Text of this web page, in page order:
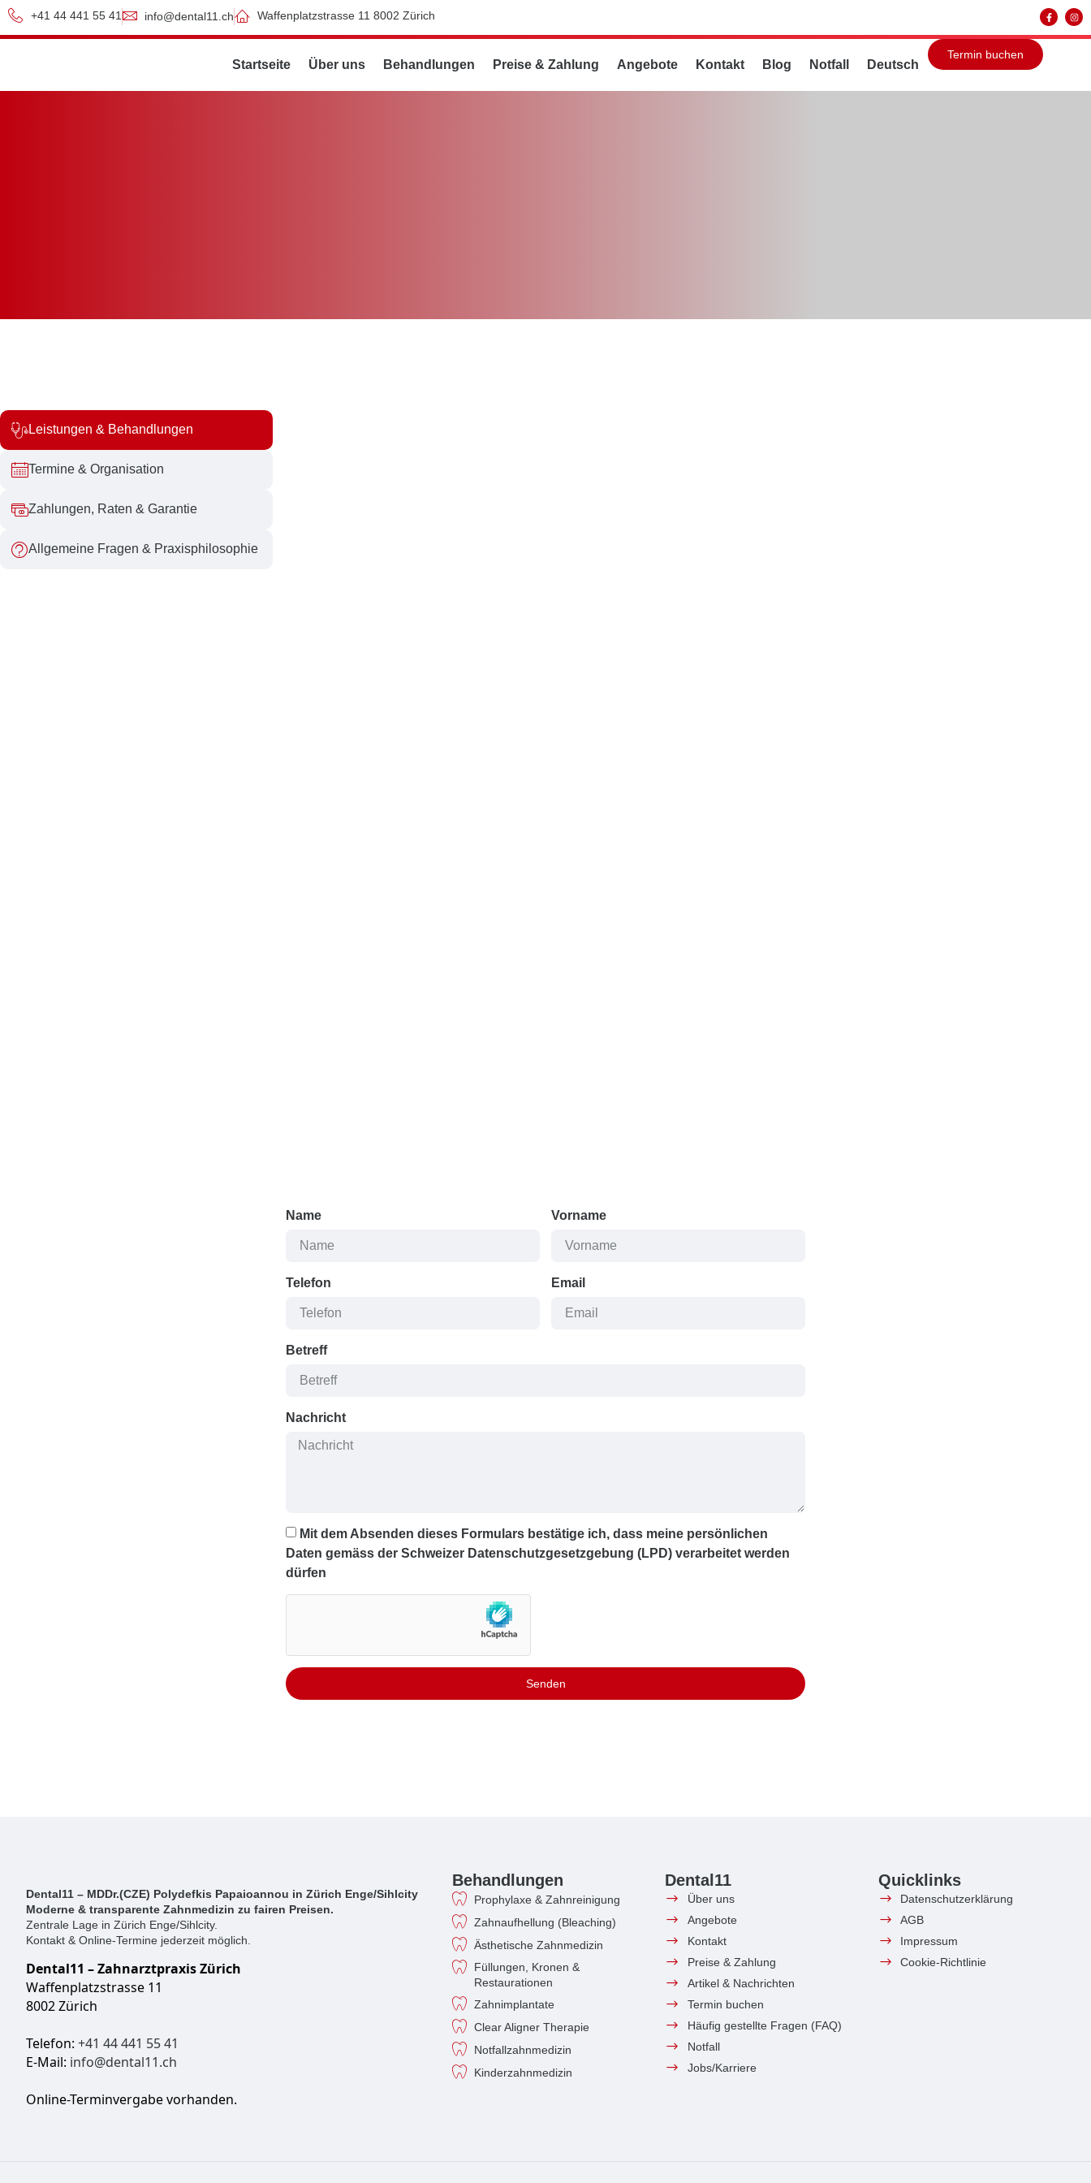
+41 44 441 55 41 info@dental11.ch Waffenplatzstrasse 11 8002 Zürich
Startseite Über uns Behandlungen Preise & Zahlung Angebote Kontakt Blog Notfall Deutsch
Termin buchen
Leistungen & Behandlungen
Termine & Organisation
Zahlungen, Raten & Garantie
Allgemeine Fragen & Praxisphilosophie
Name Vorname
Telefon Email
Betreff
Nachricht
Mit dem Absenden dieses Formulars bestätige ich, dass meine persönlichen
Daten gemäss der Schweizer Datenschutzgesetzgebung (LPD) verarbeitet werden
dürfen
Senden
Dental11 – MDDr.(CZE) Polydefkis Papaioannou in Zürich Enge/Sihlcity
Moderne & transparente Zahnmedizin zu fairen Preisen.
Zentrale Lage in Zürich Enge/Sihlcity.
Kontakt & Online-Termine jederzeit möglich.
Dental11 – Zahnarztpraxis Zürich
Waffenplatzstrasse 11
8002 Zürich
Telefon: +41 44 441 55 41
E-Mail: info@dental11.ch
Online-Terminvergabe vorhanden.
Behandlungen
Prophylaxe & Zahnreinigung
Zahnaufhellung (Bleaching)
Ästhetische Zahnmedizin
Füllungen, Kronen &
Restaurationen
Zahnimplantate
Clear Aligner Therapie
Notfallzahnmedizin
Kinderzahnmedizin
Dental11
Über uns
Angebote
Kontakt
Preise & Zahlung
Artikel & Nachrichten
Termin buchen
Häufig gestellte Fragen (FAQ)
Notfall
Jobs/Karriere
Quicklinks
Datenschutzerklärung
AGB
Impressum
Cookie-Richtlinie